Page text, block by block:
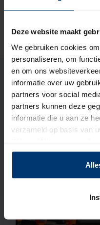
Deze website maakt
We gebruiken cookies
personaliseren, om
en om ons
informatie over uw
partners voor social
partners kunnen deze
informatie die u aan ze
verzameld op basis van
u liever geen cookies,
kunt u